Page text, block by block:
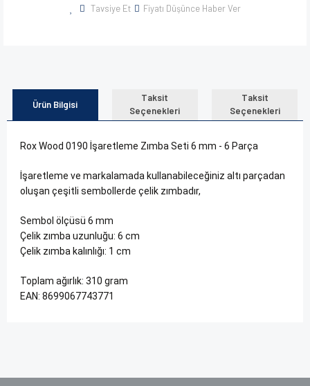
Tavsiye Et Fiyatı Düşünce Haber Ver
Ürün Bilgisi
Taksit
Seçenekleri
Taksit
Seçenekleri
Rox Wood 0190 İşaretleme Zımba Seti 6 mm - 6 Parça
İşaretleme ve markalamada kullanabileceğiniz altı parçadan
oluşan çeşitli sembollerde çelik zımbadır,
Sembol ölçüsü 6 mm
Çelik zımba uzunluğu: 6 cm
Çelik zımba kalınlığı: 1 cm
Toplam ağırlık: 310 gram
EAN: 8699067743771